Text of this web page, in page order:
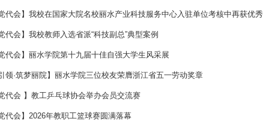
代会】我校在国家大院名校丽水产业科技服务中心入驻单位考核中再获优秀
代会】我校教师入选省派“科技副总”典型案例
代会】丽水学院第十九届十佳自强大学生风采展
领·筑梦丽院】丽水学院三位校友荣膺浙江省五一劳动奖章
代会 】教工乒乓球协会举办会员交流赛
代会】2026年教职工篮球赛圆满落幕